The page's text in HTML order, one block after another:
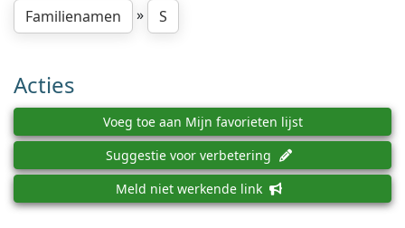
Familienamen
» S
Acties
Voeg toe aan Mijn favorieten lijst
Suggestie voor verbetering
Meld niet werkende link